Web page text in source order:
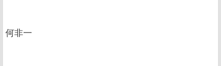
何非一